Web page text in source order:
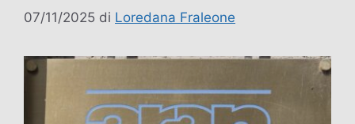
07/11/2025 di Loredana Fraleone